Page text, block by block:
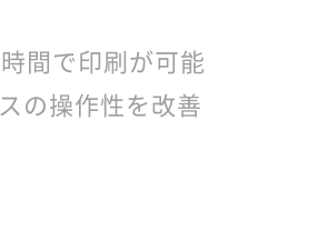
間で印刷が可能
の操作性を改善